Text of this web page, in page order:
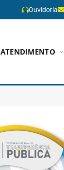
Ouvidoria
ATENDIMENTO